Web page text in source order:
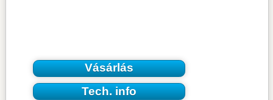
Vásárlás
Tech. info